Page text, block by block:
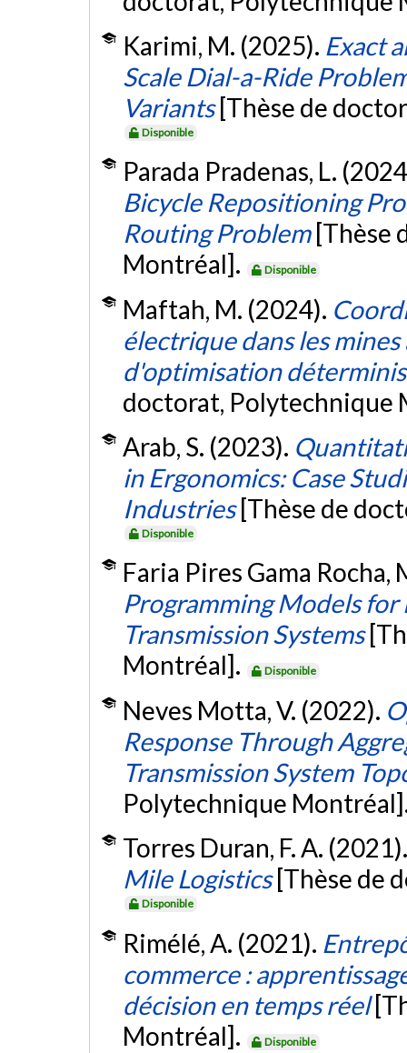
Karimi, M. (2025). Exact
Scale Dial-a-Ride
Variants [Thèse de
Disponible
Parada Pradenas, L.
Bicycle Repositioning
Routing Problem [Thèse
Montréal].
Disponible
Maftah, M. (2024).
électrique dans les
d'optimisation
doctorat, Polytechnique
Arab, S. (2023).
in Ergonomics: Case
Industries [Thèse de
Disponible
Faria Pires Gama Rocha,
Programming Models
Transmission Systems
Montréal].
Disponible
Neves Motta, V. (2022).
Response Through
Transmission System
Polytechnique
Torres Duran, F. A.
Mile Logistics [Thèse de
Disponible
Rimélé, A. (2021).
commerce :
décision en temps réel
Montréal].
Disponible